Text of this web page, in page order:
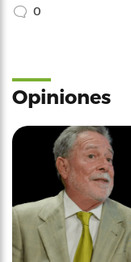
0
Opiniones